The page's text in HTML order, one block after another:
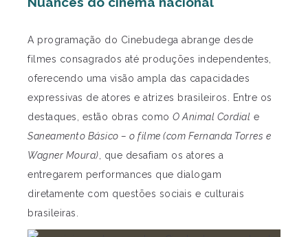
A programação do Cinebudega abrange desde
filmes consagrados até produções independentes,
oferecendo uma visão ampla das capacidades
expressivas de atores e atrizes brasileiros. Entre os
destaques, estão obras como O Animal Cordial e
Saneamento Básico – o filme (com Fernanda Torres e
Wagner Moura) , que desafiam os atores a
entregarem performances que dialogam
diretamente com questões sociais e culturais
brasileiras.